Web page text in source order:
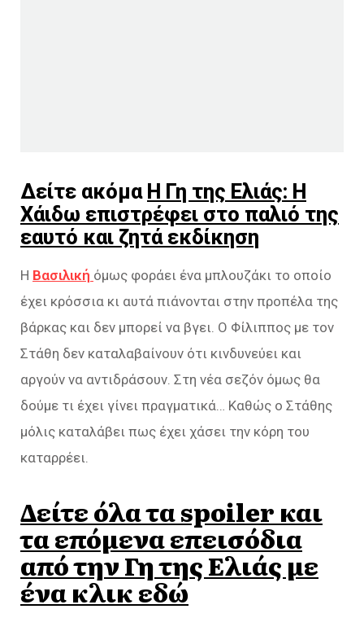
Δείτε ακόμα Η Γη της Ελιάς: Η
Χάιδω επιστρέφει στο παλιό της
εαυτό και ζητά εκδίκηση
Η Βασιλική όμως φοράει ένα μπλουζάκι το οποίο
έχει κρόσσια κι αυτά πιάνονται στην προπέλα της
βάρκας και δεν μπορεί να βγει. Ο Φίλιππος με τον
Στάθη δεν καταλαβαίνουν ότι κινδυνεύει και
αργούν να αντιδράσουν. Στη νέα σεζόν όμως θα
δούμε τι έχει γίνει πραγματικά… Καθώς ο Στάθης
μόλις καταλάβει πως έχει χάσει την κόρη του
καταρρέει.
Δείτε όλα τα spoiler και
τα επόμενα επεισόδια
από την Γη της Ελιάς με
ένα κλικ εδώ